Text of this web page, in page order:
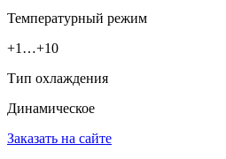
Температурный режим
+1…+10
Тип охлаждения
Динамическое
Заказать на сайте